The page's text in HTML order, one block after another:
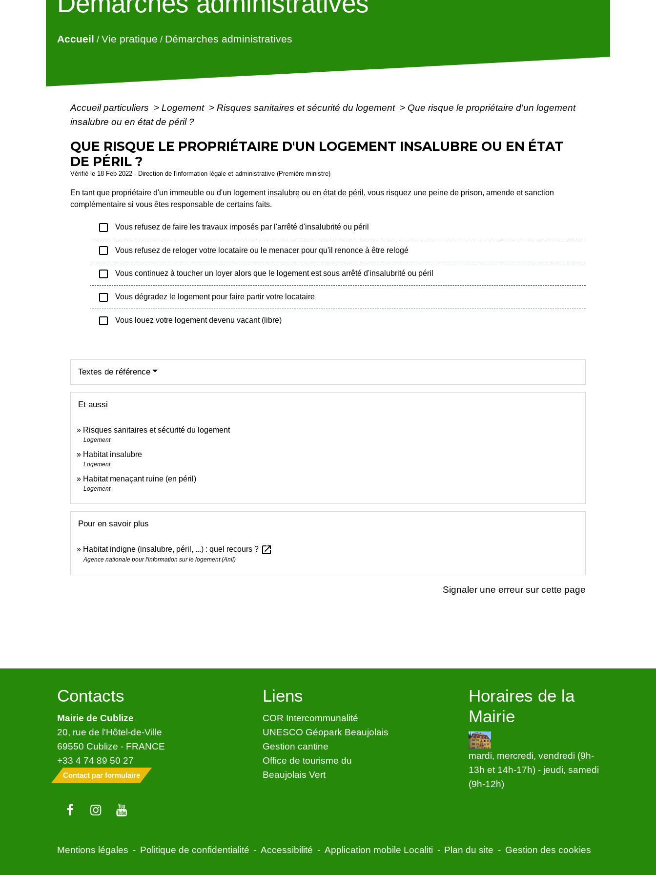
Accueil /Vie pratique / Démarches administratives
Accueil particuliers > Logement > Risques sanitaires et sécurité du logement > Que risque le propriétaire d'un logement
insalubre ou en état de péril ?
QUE RISQUE LE PROPRIÉTAIRE D'UN LOGEMENT INSALUBRE OU EN ÉTAT
DE PÉRIL ?
Vérifié le 18 Feb 2022 - Direction de l'information légale et administrative (Première ministre)
En tant que propriétaire d'un immeuble ou d'un logement insalubre ou enétat de péril , vous risquez une peine de prison, amende et sanction
complémentaire si vous êtes responsable de certains faits.
check_box_outline_blank Vous refusez de faire les travaux imposés par l'arrêté d'insalubrité ou péril
check_box_outline_blank Vous refusez de reloger votre locataire ou le menacer pour qu'il renonce à être relogé
check_box_outline_blank Vous continuez à toucher un loyer alors que le logement est sous arrêté d'insalubrité ou péril
check_box_outline_blank Vous dégradez le logement pour faire partir votre locataire
check_box_outline_blank Vous louez votre logement devenu vacant (libre)
Textes de référence
Et aussi
Risques sanitaires et sécurité du logement
Logement
Habitat insalubre
Logement
Habitat menaçant ruine (en péril)
Logement
Pour en savoir plus
Habitat indigne (insalubre, péril, ...) : quel recours ? open_in_new
Agence nationale pour l'information sur le logement (Anil)
Signaler une erreur sur cette page
Contacts
Mairie de Cublize
20, rue de l'Hôtel-de-Ville
69550 Cublize - FRANCE
+33 4 74 89 50 27
Contact par formulaire
Liens
COR Intercommunalité
UNESCO Géopark Beaujolais
Gestion cantine
Office de tourisme du
Beaujolais Vert
Horaires de la
Mairie
mardi, mercredi, vendredi (9h-
13h et 14h-17h) - jeudi, samedi
(9h-12h)
Mentions légales - Politique de confidentialité - Accessibilité - Application mobile Localiti - Plan du site - Gestion des cookies